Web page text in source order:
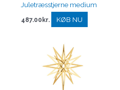
Juletræsstjerne medium
487.00 kr. KØB NU